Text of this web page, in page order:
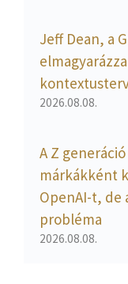
Jeff Dean, a
2026.08.08.
A Z
márkákként
OpenAI-t, de
probléma
2026.08.08.